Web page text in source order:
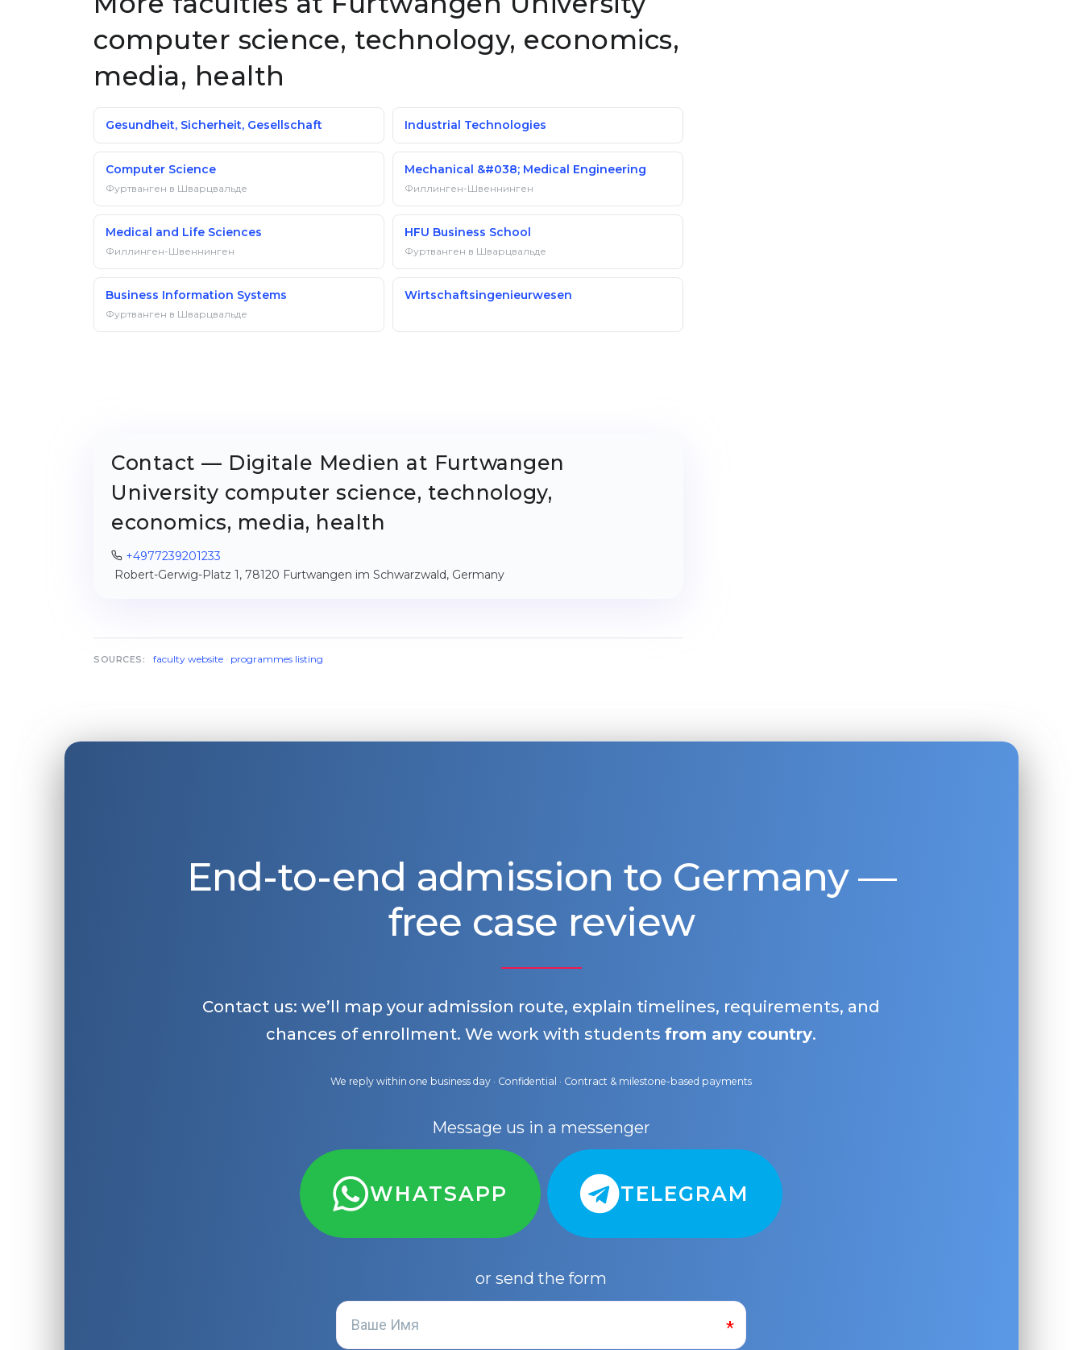
computer science, technology, economics,
media, health
Gesundheit, Sicherheit, Gesellschaft Industrial Technologies
Computer Science
Фуртванген в Шварцвальде
Mechanical &#038; Medical Engineering
Филлинген-Швеннинген
Medical and Life Sciences
Филлинген-Швеннинген
HFU Business School
Фуртванген в Шварцвальде
Business Information Systems
Фуртванген в Шварцвальде
Wirtschaftsingenieurwesen
Contact — Digitale Medien at Furtwangen
University computer science, technology,
economics, media, health
+4977239201233
Robert-Gerwig-Platz 1, 78120 Furtwangen im Schwarzwald, Germany
SOURCES: faculty website· programmes listing
End-to-end admission to Germany —
free case review
Contact us: we’ll map your admission route, explain timelines, requirements, and
chances of enrollment. We work with studentsfrom any country.
We reply within one business day · Confidential · Contract & milestone-based payments
Message us in a messenger
WHATSAPP TELEGRAM
or send the form